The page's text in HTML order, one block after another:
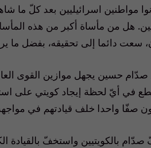
مواطنين اسرائيليين بعد كلّ ما
هل من مأساة أكبر من هذه
سعت دائما إلى تحقيقه، بفضل
صدّام حسين يجهل موازين القوى
في أيّ لحظة إيجاد كويتي على
صفّا واحدا خلف قيادتهم في
بالكويتيين واستخفّ بالقيادة